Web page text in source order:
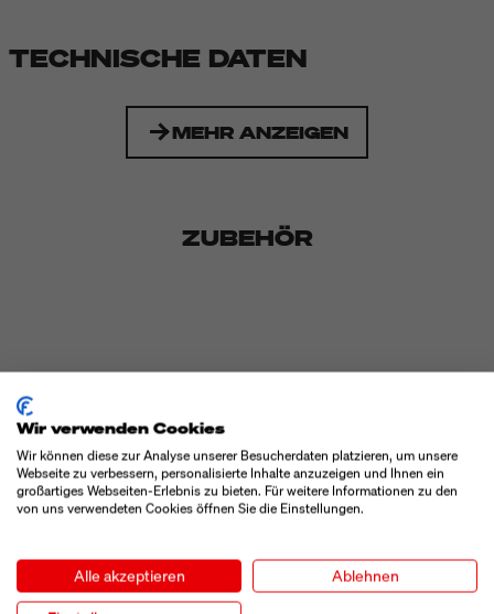
TECHNISCHE DATEN
MEHR ANZEIGEN
ZUBEHÖR
Wir verwenden Cookies
Wir können diese zur Analyse unserer Besucherdaten platzieren, um unsere
Webseite zu verbessern, personalisierte Inhalte anzuzeigen und Ihnen ein
großartiges Webseiten-Erlebnis zu bieten. Für weitere Informationen zu den
von uns verwendeten Cookies öffnen Sie die Einstellungen.
Alle akzeptieren Ablehnen